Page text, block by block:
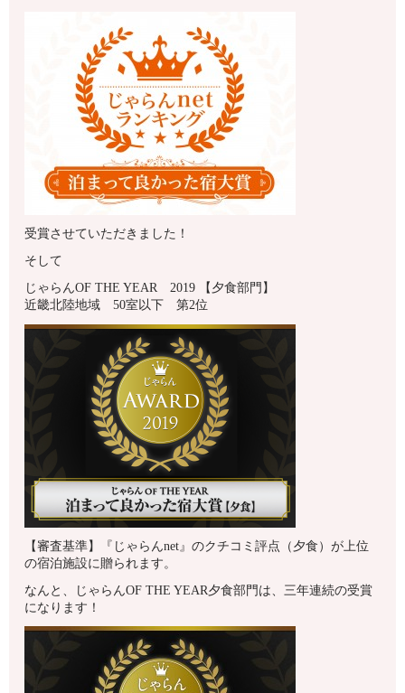
受賞させていただきました！
そして
じゃらんOF THE YEAR 2019 【夕食部門】
近畿北陸地域 50室以下 第2位
【審査基準】『じゃらんnet』のクチコミ評点（夕食）が上位
の宿泊施設に贈られます。
なんと、じゃらんOF THE YEAR夕食部門は、三年連続の受賞
になります！